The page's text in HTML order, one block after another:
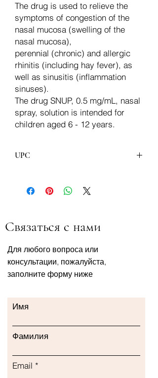
The drug is used to relieve the
symptoms of congestion of the
nasal mucosa (swelling of the
nasal mucosa),
perennial (chronic) and allergic
rhinitis (including hay fever), as
well as sinusitis (inflammation
sinuses).
The drug SNUP, 0.5 mg/mL, nasal
spray, solution is intended for
children aged 6 - 12 years.
UPC
Связаться с нами
Для любого вопроса или
консультации, пожалуйста,
заполните форму ниже
Имя
Фамилия
Email